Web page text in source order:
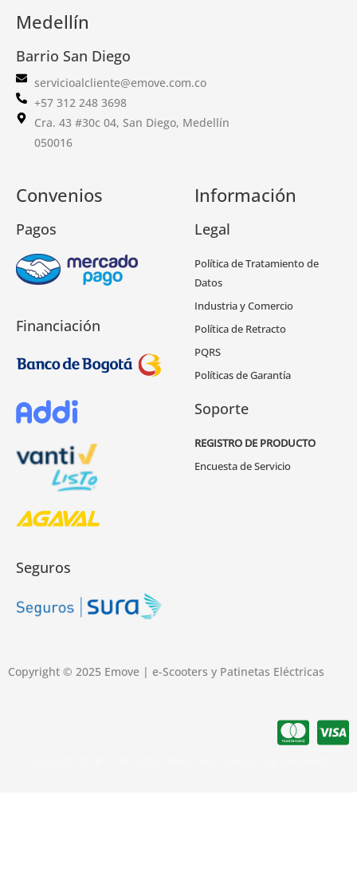
Medellín
Barrio San Diego
servicioalcliente@emove.com.co
+57 312 248 3698
Cra. 43 #30c 04, San Diego, Medellín
050016
Convenios
Pagos
Financiación
Seguros
Información
Legal
Política de Tratamiento de
Datos
Industria y Comercio
Política de Retracto
PQRS
Políticas de Garantía
Soporte
REGISTRO DE PRODUCTO
Encuesta de Servicio
Copyright © 2025 Emove | e-Scooters y Patinetas Eléctricas